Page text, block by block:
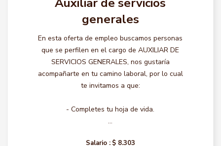
generales
En esta oferta de empleo buscamos personas
que se perfilen en el cargo de AUXILIAR DE
SERVICIOS GENERALES, nos gustaría
acompañarte en tu camino laboral, por lo cual
te invitamos a que:
- Completes tu hoja de vida.
...
Salario : $ 8.303